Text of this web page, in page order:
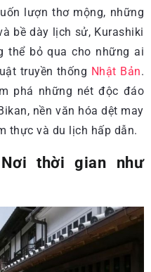
lượn thơ mộng, những
bề dày lịch sử, Kurashiki
thể bỏ qua cho những ai
truyền thống Nhật Bản.
phá những nét độc đáo
nền văn hóa dệt may
thực và du lịch hấp dẫn.
thời gian như